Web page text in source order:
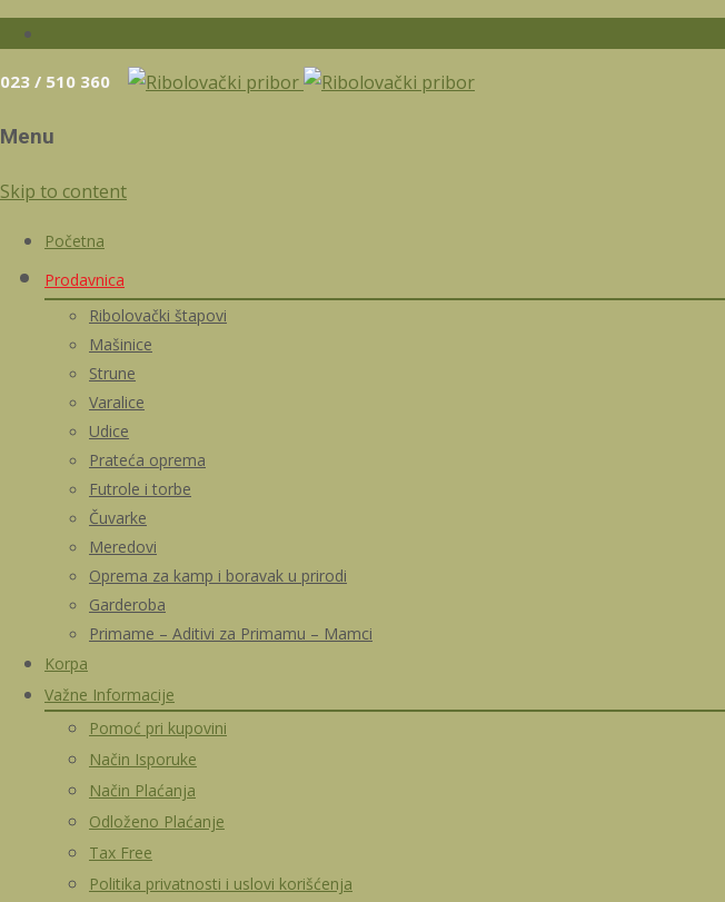
023 / 510 360
Menu
Skip to content
Početna
Prodavnica
Ribolovački štapovi
Mašinice
Strune
Varalice
Udice
Prateća oprema
Futrole i torbe
Čuvarke
Meredovi
Oprema za kamp i boravak u prirodi
Garderoba
Primame – Aditivi za Primamu – Mamci
Korpa
Važne Informacije
Pomoć pri kupovini
Način Isporuke
Način Plaćanja
Odloženo Plaćanje
Tax Free
Politika privatnosti i uslovi korišćenja